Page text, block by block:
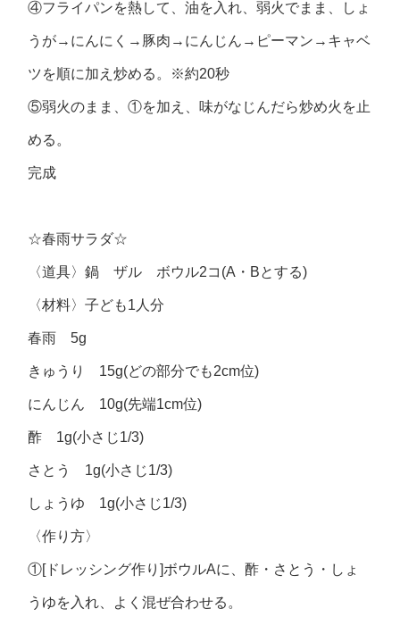
④フライパンを熱して、油を入れ、弱火でまま、しょ
うが→にんにく→豚肉→にんじん→ピーマン→キャベ
ツを順に加え炒める。※約20秒
⑤弱火のまま、①を加え、味がなじんだら炒め火を止
める。
完成
☆春雨サラダ☆
〈道具〉鍋 ザル ボウル2コ(A・Bとする)
〈材料〉子ども1人分
春雨 5g
きゅうり 15g(どの部分でも2cm位)
にんじん 10g(先端1cm位)
酢 1g(小さじ1/3)
さとう 1g(小さじ1/3)
しょうゆ 1g(小さじ1/3)
〈作り方〉
①[ドレッシング作り]ボウルAに、酢・さとう・しょ
うゆを入れ、よく混ぜ合わせる。